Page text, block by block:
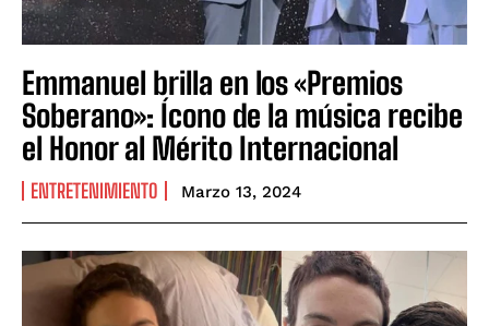
Emmanuel brilla en los «Premios
Soberano»: Ícono de la música recibe
el Honor al Mérito Internacional
ENTRETENIMIENTO Marzo 13, 2024